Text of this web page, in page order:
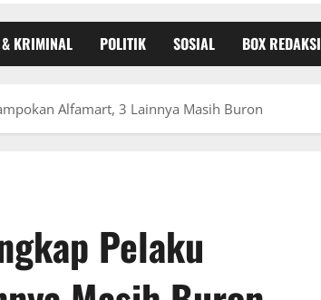
KRIMINAL POLITIK SOSIAL BOX REDAKSI
Alfamart, 3 Lainnya Masih Buron
Pelaku